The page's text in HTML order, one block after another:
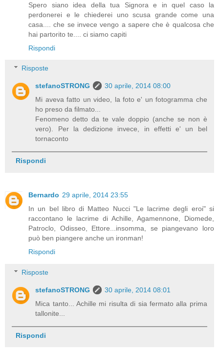
Spero siano idea della tua Signora e in quel caso la
perdonerei e le chiederei uno scusa grande come una
casa.... che se invece vengo a sapere che è qualcosa che
hai partorito te.... ci siamo capiti
Rispondi
Risposte
stefanoSTRONG
30 aprile, 2014 08:00
Mi aveva fatto un video, la foto e' un fotogramma che
ho preso da filmato...
Fenomeno detto da te vale doppio (anche se non è
vero). Per la dedizione invece, in effetti e' un bel
tornaconto
Rispondi
Bernardo 29 aprile, 2014 23:55
In un bel libro di Matteo Nucci "Le lacrime degli eroi" si
raccontano le lacrime di Achille, Agamennone, Diomede,
Patroclo, Odisseo, Ettore...insomma, se piangevano loro
può ben piangere anche un ironman!
Rispondi
Risposte
stefanoSTRONG
30 aprile, 2014 08:01
Mica tanto... Achille mi risulta di sia fermato alla prima
tallonite...
Rispondi